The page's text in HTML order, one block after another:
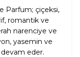
Parfum; çiçeksi,
romantik ve
narenciye ve
yasemin ve
eder.